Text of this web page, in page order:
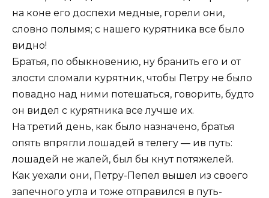
на коне его доспехи медные, горели они,
словно полымя; с нашего курятника все было
видно!
Братья, по обыкновению, ну бранить его и от
злости сломали курятник, чтобы Петру не было
повадно над ними потешаться, говорить, будто
он видел с курятника все лучше их.
На третий день, как было назначено, братья
опять впрягли лошадей в телегу — ив путь:
лошадей не жалей, был бы кнут потяжелей.
Как уехали они, Петру-Пепел вышел из своего
запечного угла и тоже отправился в путь-